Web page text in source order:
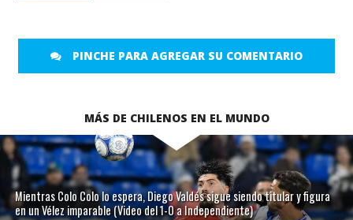
PINCHE PARA AGREGAR SU COMENTARIO
MÁS DE CHILENOS EN EL MUNDO
Mientras Colo Colo lo espera, Diego Valdés sigue siendo titular y figura
en un Vélez imparable (Video del 1-0 a Independiente)